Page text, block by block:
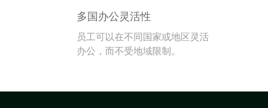
多国办公灵活性
员工可以在不同国家或地区灵活
办公，而不受地域限制。